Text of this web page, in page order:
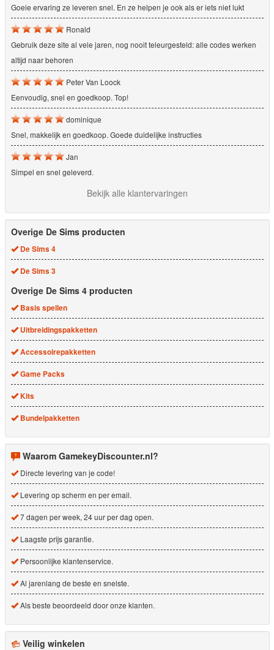
Goeie ervaring ze leveren snel. En ze helpen je ook als er iets niet lukt
Ronald
Gebruik deze site al vele jaren, nog nooit teleurgesteld: alle codes werken
altijd naar behoren
Peter Van Loock
Eenvoudig, snel en goedkoop. Top!
dominique
Snel, makkelijk en goedkoop. Goede duidelijke instructies
Jan
Simpel en snel geleverd.
Bekijk alle klantervaringen
Overige De Sims producten
De Sims 4
De Sims 3
Overige De Sims 4 producten
Basis spellen
Uitbreidingspakketten
Accessoirepakketten
Game Packs
Kits
Bundelpakketten
Waarom GamekeyDiscounter.nl?
Directe levering van je code!
Levering op scherm en per email.
7 dagen per week, 24 uur per dag open.
Laagste prijs garantie.
Persoonlijke klantenservice.
Al jarenlang de beste en snelste.
Als beste beoordeeld door onze klanten.
Veilig winkelen